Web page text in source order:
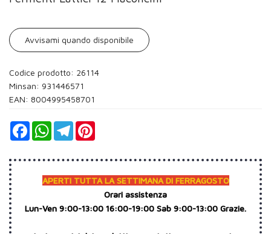
Avvisami quando disponibile
Codice prodotto: 26114
Minsan: 931446571
EAN: 8004995458701
FacebookWhatsAppTelegram
APERTI TUTTA LA SETTIMANA DI FERRAGOSTO
Orari assistenza
Lun-Ven 9:00-13:00 16:00-19:00 Sab 9:00-13:00 Grazie.